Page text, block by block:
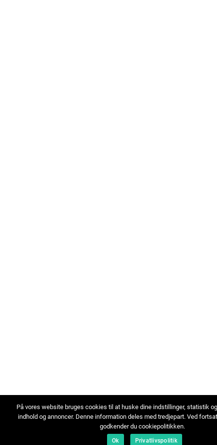
På vores website bruges cookies til at huske dine indstillinger, statistik
indhold og annoncer. Denne information deles med tredjepart. Ved
godkender du cookiepolitikken.
Ok Privatlivspolitik